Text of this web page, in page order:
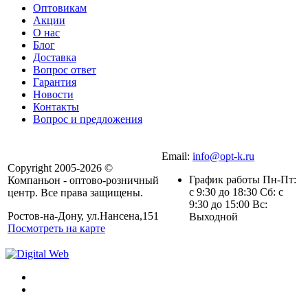
Оптовикам
Акции
О нас
Блог
Доставка
Вопрос ответ
Гарантия
Новости
Контакты
Вопрос и предложения
Copyright 2005-2026 ©
Компаньон - оптово-розничный
центр. Все права защищены.
Ростов-на-Дону, ул.Нансена,151
Посмотреть на карте
Email: info@opt-k.ru
График работы Пн-Пт:
с 9:30 до 18:30 Сб: с
9:30 до 15:00 Вс:
Выходной